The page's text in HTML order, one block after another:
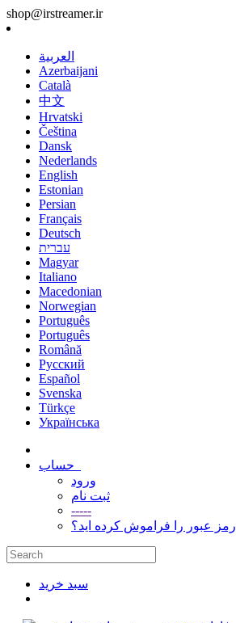
shop@irstreamer.ir
العربية
Azerbaijani
Català
中文
Hrvatski
Čeština
Dansk
Nederlands
English
Estonian
Persian
Français
Deutsch
עברית
Magyar
Italiano
Macedonian
Norwegian
Português
Português
Română
Русский
Español
Svenska
Türkçe
Українська
ورود
ثبت نام
-----
رمز عبور را فراموش کرده اید؟
سبد خرید